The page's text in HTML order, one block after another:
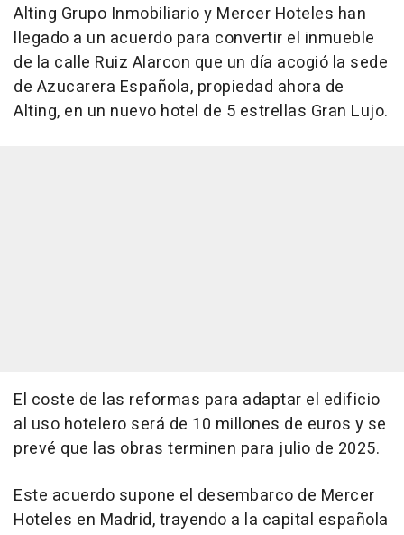
Alting Grupo Inmobiliario y Mercer Hoteles han
llegado a un acuerdo para convertir el inmueble
de la calle Ruiz Alarcon que un día acogió la sede
de Azucarera Española, propiedad ahora de
Alting, en un nuevo hotel de 5 estrellas Gran Lujo.
El coste de las reformas para adaptar el edificio
al uso hotelero será de 10 millones de euros y se
prevé que las obras terminen para julio de 2025.
Este acuerdo supone el desembarco de Mercer
Hoteles en Madrid, trayendo a la capital española